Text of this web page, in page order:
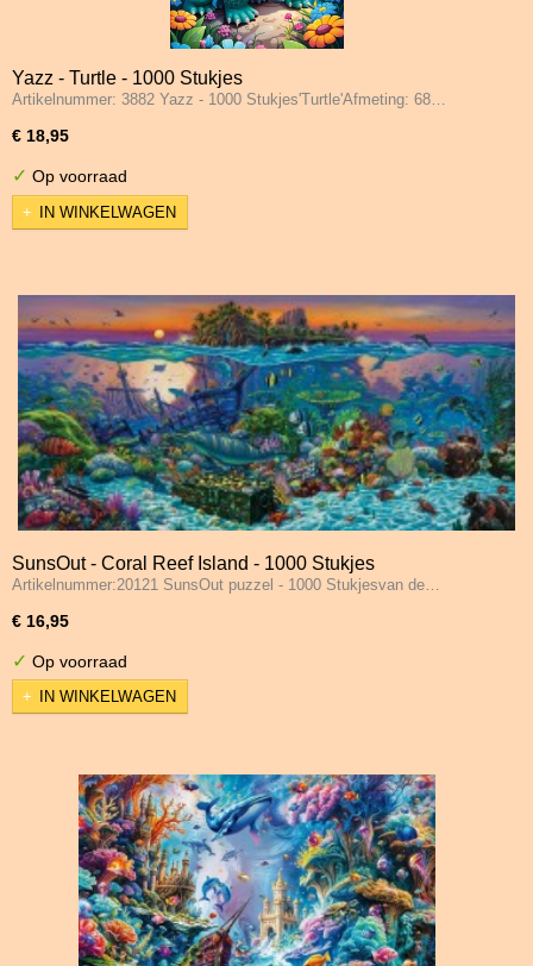
Yazz - Turtle - 1000 Stukjes
Artikelnummer: 3882 Yazz - 1000 Stukjes'Turtle'Afmeting: 68…
€ 18,95
✓ Op voorraad
IN WINKELWAGEN
SunsOut - Coral Reef Island - 1000 Stukjes
Artikelnummer:20121 SunsOut puzzel - 1000 Stukjesvan de…
€ 16,95
✓ Op voorraad
IN WINKELWAGEN